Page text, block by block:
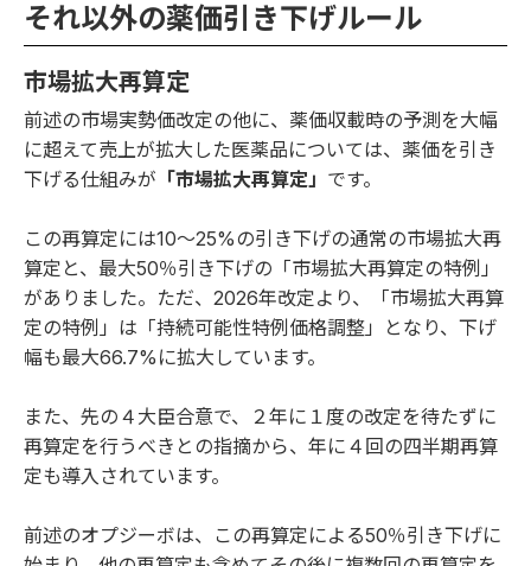
それ以外の薬価引き下げルール
市場拡大再算定
前述の市場実勢価改定の他に、薬価収載時の予測を大幅
に超えて売上が拡大した医薬品については、薬価を引き
下げる仕組みが 「市場拡大再算定」 です。
この再算定には10～25%の引き下げの通常の市場拡大再
算定と、最大50％引き下げの「市場拡大再算定の特例」
がありました。ただ、2026年改定より、「市場拡大再算
定の特例」は「持続可能性特例価格調整」となり、下げ
幅も最大66.7%に拡大しています。
また、先の４大臣合意で、２年に１度の改定を待たずに
再算定を行うべきとの指摘から、年に４回の四半期再算
定も導入されています。
前述のオプジーボは、この再算定による50％引き下げに